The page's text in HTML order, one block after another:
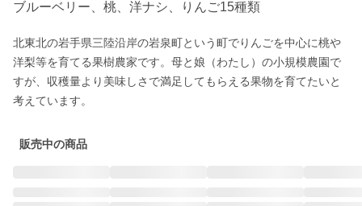
ブルーベリー、桃、洋ナシ、りんご15種類
北東北の岩手県三陸沿岸の岩泉町という町でりんごを中心に桃や
洋梨等を育てる果樹農家です。母と娘（わたし）の小規模農園で
すが、収穫量より美味しさで満足してもらえる果物を育てたいと
考えています。
販売中の商品